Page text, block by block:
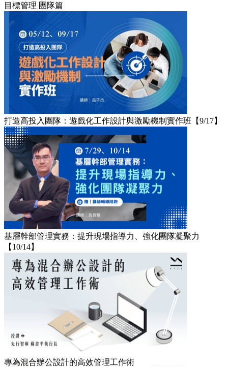
目標管理 團隊篇
打造高投入團隊：遊戲化工作設計與激勵機制實作班【9/17】
基層幹部管理實務：提升現場指導力、強化團隊凝聚力
【10/14】
專為混合辦公設計的高效管理工作術